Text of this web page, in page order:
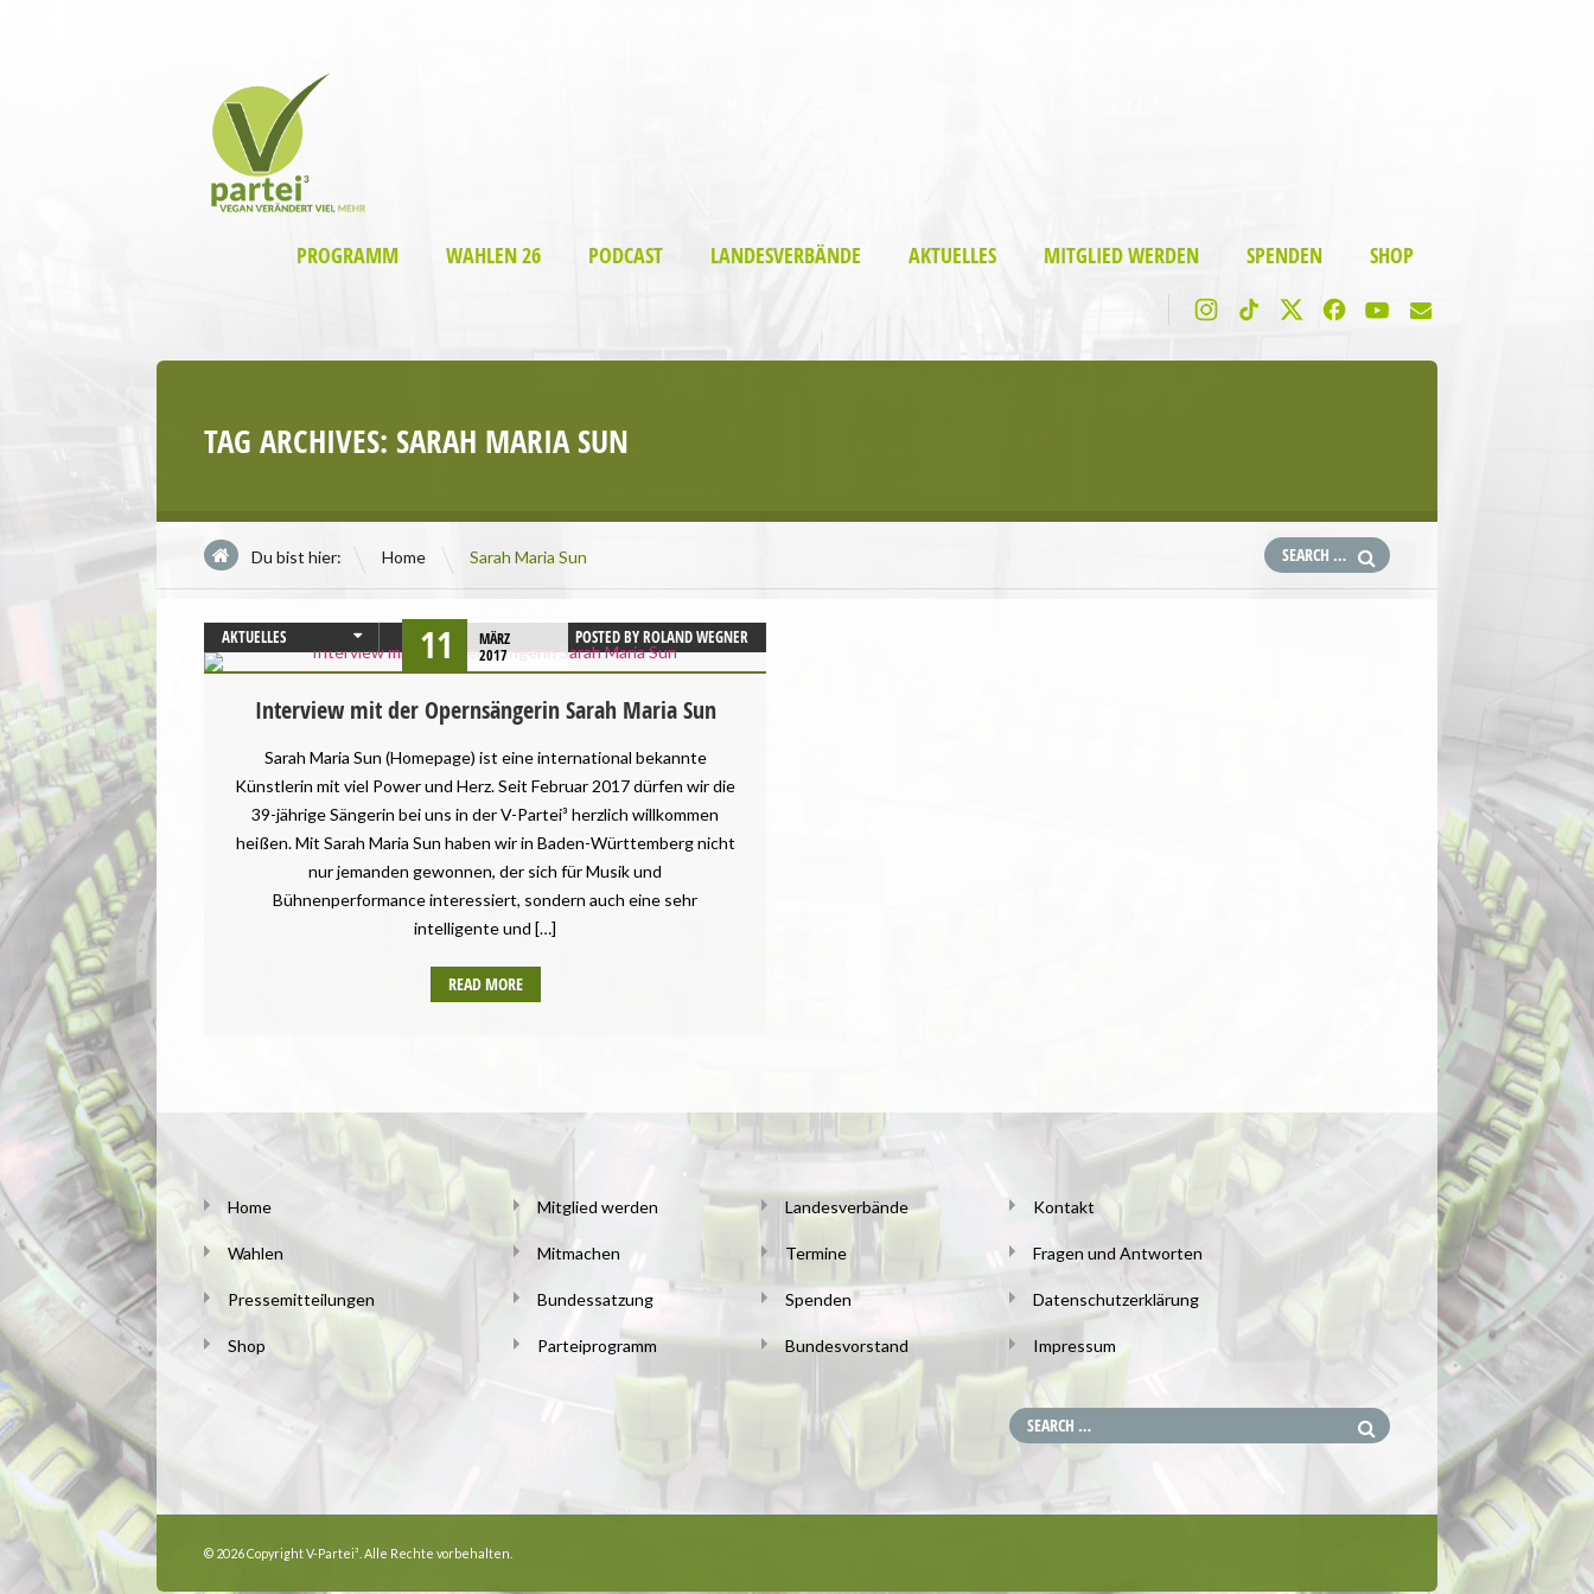
PROGRAMM WAHLEN 26 PODCAST LANDESVERBÄNDE AKTUELLES MITGLIED WERDEN SPENDEN SHOP
TAG ARCHIVES: SARAH MARIA SUN
Du bist hier: Home \ Sarah Maria Sun
AKTUELLES
BADEN-WÜRTTEMBERG
POSTED BYROLAND WEGNER
11
MÄRZ
2017
Interview mit der Opernsängerin Sarah Maria Sun
Sarah Maria Sun (Homepage) ist eine international bekannte
Künstlerin mit viel Power und Herz. Seit Februar 2017 dürfen wir die
39-jährige Sängerin bei uns in der V-Partei³ herzlich willkommen
heißen. Mit Sarah Maria Sun haben wir in Baden-Württemberg nicht
nur jemanden gewonnen, der sich für Musik und
Bühnenperformance interessiert, sondern auch eine sehr
intelligente und […]
READ MORE
Home
Wahlen
Pressemitteilungen
Shop
Mitglied werden
Mitmachen
Bundessatzung
Parteiprogramm
Landesverbände
Termine
Spenden
Bundesvorstand
Kontakt
Fragen und Antworten
Datenschutzerklärung
Impressum
© 2026 Copyright V-Partei³. Alle Rechte vorbehalten.